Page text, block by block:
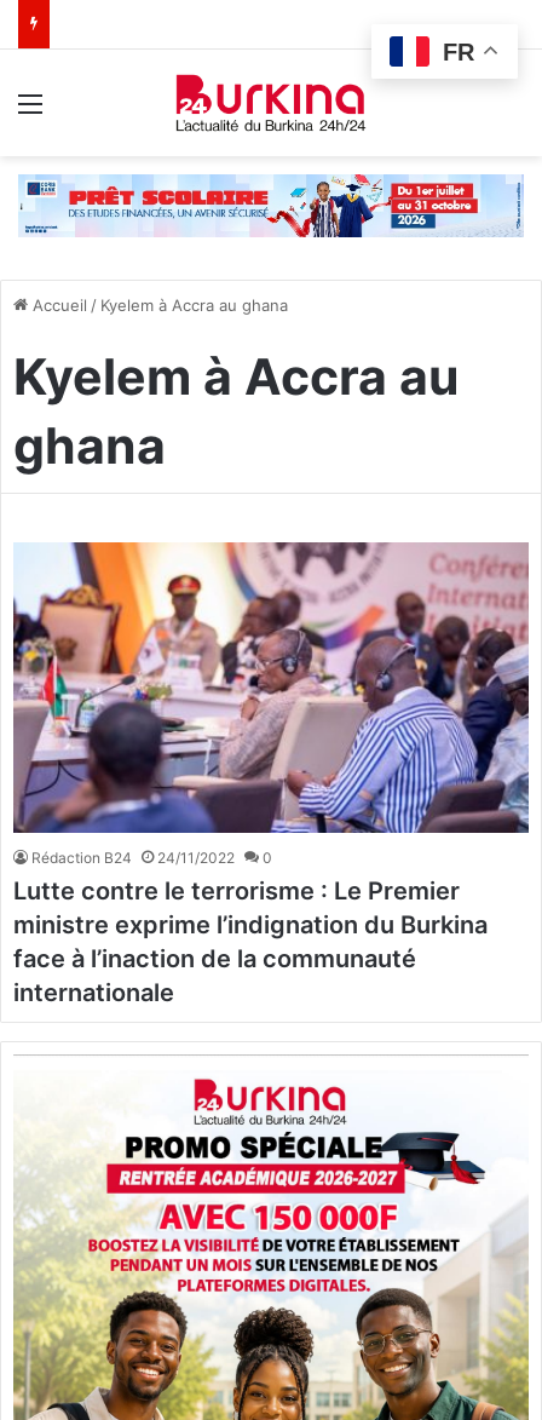
Accueil / Kyelem à Accra au ghana
Kyelem à Accra au
ghana
Rédaction B24 24/11/2022 0
Lutte contre le terrorisme : Le Premier
ministre exprime l’indignation du Burkina
face à l’inaction de la communauté
internationale
FR